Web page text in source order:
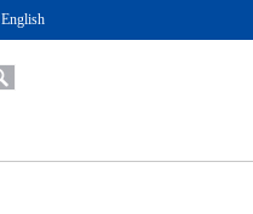
English